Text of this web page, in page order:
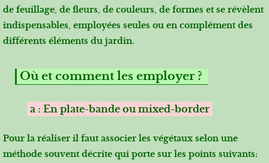
de feuillage, de fleurs, de couleurs, de formes et se révèlent
indispensables, employées seules ou en complément des
différents éléments du jardin.
Où et comment les employer ?
a : En plate-bande ou mixed-border
Pour la réaliser il faut associer les végétaux selon une
méthode souvent décrite qui porte sur les points suivants: